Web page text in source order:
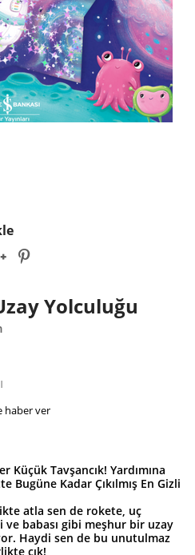
Yolculuğu
haber ver
Küçük Tavşancık! Yardımına
Bugüne Kadar Çıkılmış En Gizli
atla sen de rokete, uç
ve babası gibi meşhur bir uzay
Haydi sen de bu unutulmaz
çık!